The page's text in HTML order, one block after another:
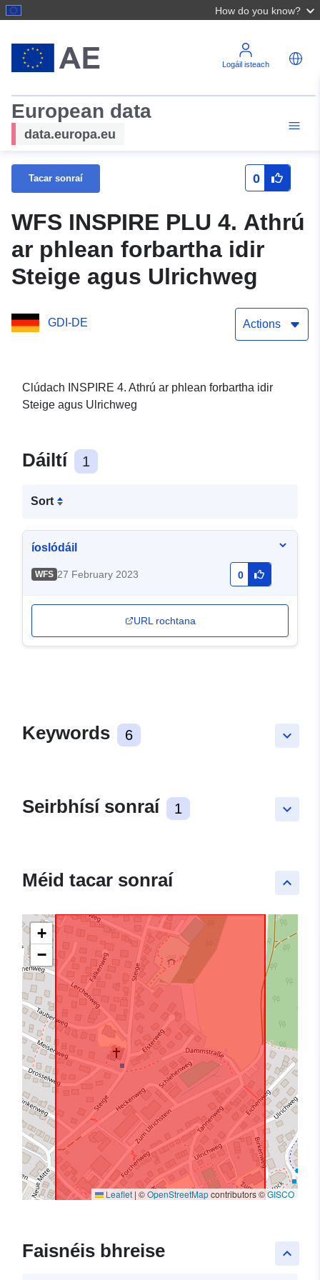
How do you know?
Logáil isteach
European data
data.europa.eu
Tacar sonraí 0
WFS INSPIRE PLU 4. Athrú
ar phlean forbartha idir
Steige agus Ulrichweg
GDI-DE Actions
Clúdach INSPIRE 4. Athrú ar phlean forbartha idir
Steige agus Ulrichweg
Dáiltí 1
Sort
íoslódáil
WFS 27 February 2023 0
URL rochtana
keyboard_arrow_down
Keywords 6
keyboard_arrow_down
Seirbhísí sonraí 1
keyboard_arrow_up
Méid tacar sonraí
+
−
Leaflet | ©OpenStreetMapcontributors ©GISCO
keyboard_arrow_up
Faisnéis bhreise